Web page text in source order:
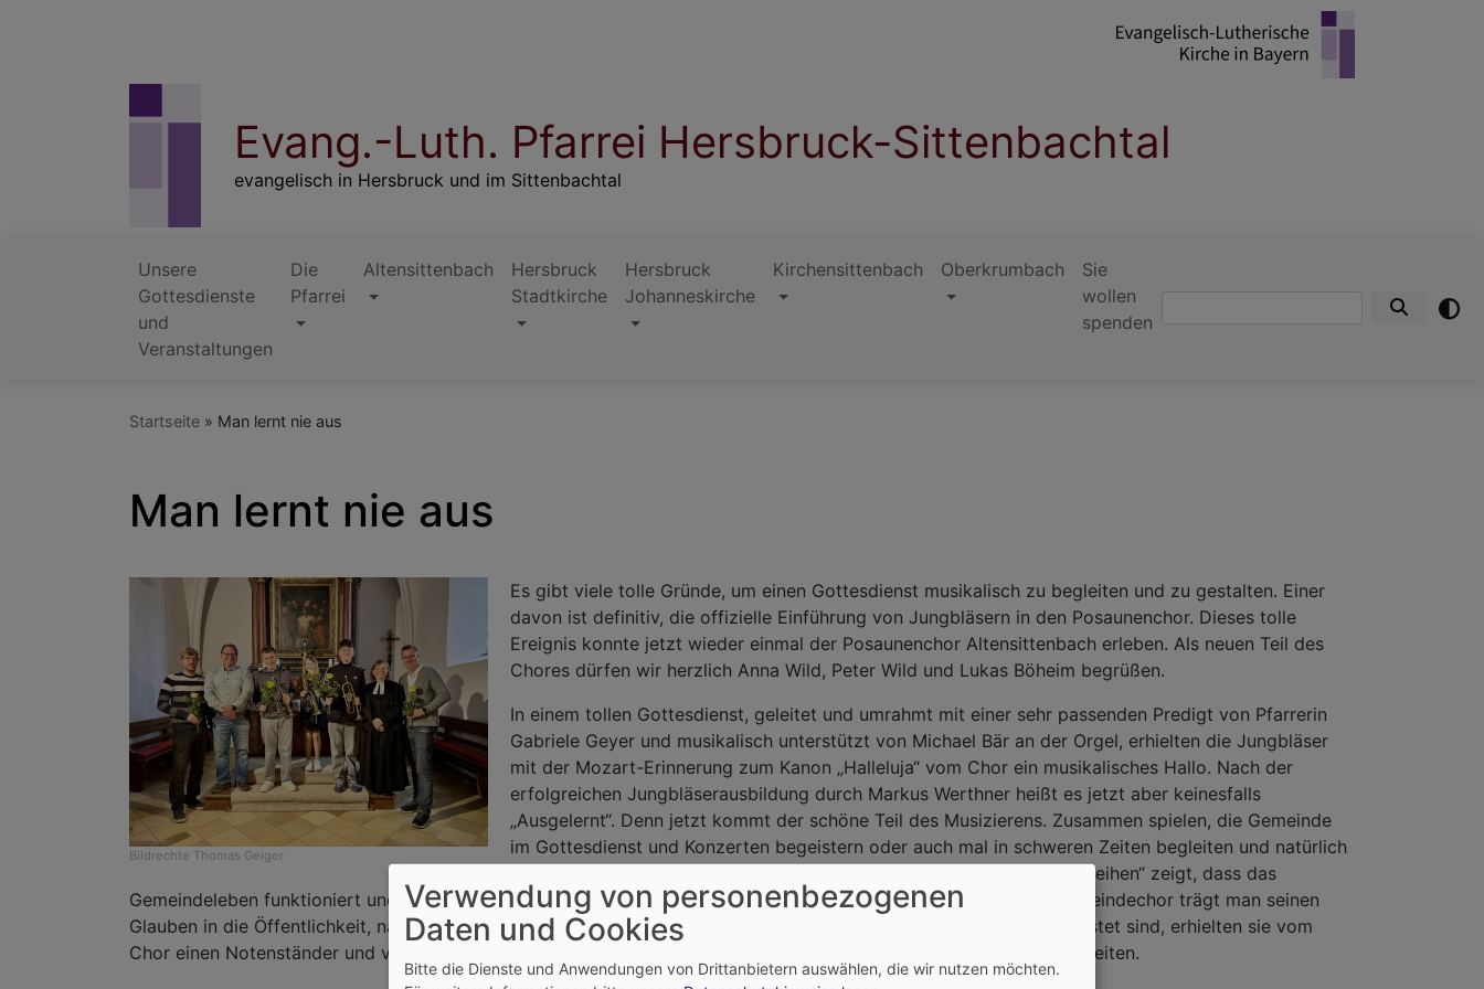
Evang.-Luth. Pfarrei Hersbruck-Sittenbachtal
evangelisch in Hersbruck und im Sittenbachtal
Hauptnavigation
Unsere
Gottesdienste
und
Veranstaltungen
Die
Pfarrei
Altensittenbach
Hersbruck
Stadtkirche
Hersbruck
Johanneskirche
Kirchensittenbach Oberkrumbach
Sie
wollen
spenden
Startseite Man lernt nie aus
Man lernt nie aus
Bildrechte Thomas Geiger
Es gibt viele tolle Gründe, um einen Gottesdienst musikalisch zu begleiten und zu gestalten. Einer
davon ist definitiv, die offizielle Einführung von Jungbläsern in den Posaunenchor. Dieses tolle
Ereignis konnte jetzt wieder einmal der Posaunenchor Altensittenbach erleben. Als neuen Teil des
Chores dürfen wir herzlich Anna Wild, Peter Wild und Lukas Böheim begrüßen.
In einem tollen Gottesdienst, geleitet und umrahmt mit einer sehr passenden Predigt von Pfarrerin
Gabriele Geyer und musikalisch unterstützt von Michael Bär an der Orgel, erhielten die Jungbläser
mit der Mozart-Erinnerung zum Kanon „Halleluja“ vom Chor ein musikalisches Hallo. Nach der
erfolgreichen Jungbläserausbildung durch Markus Werthner heißt es jetzt aber keinesfalls
„Ausgelernt“. Denn jetzt kommt der schöne Teil des Musizierens. Zusammen spielen, die Gemeinde
im Gottesdienst und Konzerten begeistern oder auch mal in schweren Zeiten begleiten und natürlich
die Geselligkeit im Chor. Nachwuchs und Zuwuchs aus den „eigenen Reihen“ zeigt, dass das
Gemeindeleben funktioniert und ist leider nicht mehr selbstverständlich. Mit dem Spielen eines Instruments im Gemeindechor trägt man seinen
Glauben in die Öffentlichkeit, nach unserem Motto „Gott loben, das ist unser Amt“. Damit die drei auch gut ausgerüstet sind, erhielten sie vom
Chor einen Notenständer und von der Gemeinde neben den Blumen auch noch eine Notenklammer für stürmische Zeiten.
Verwendung von personenbezogenen
Daten und Cookies
Bitte die Dienste und Anwendungen von Drittanbietern auswählen, die wir nutzen möchten.